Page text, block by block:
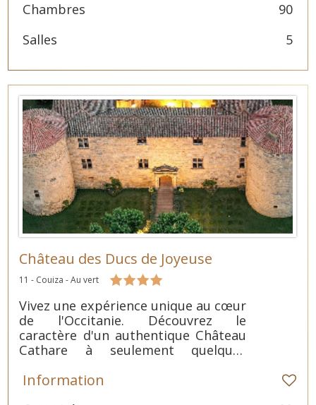
Chambres
90
Salles
5
Château des Ducs de Joyeuse
11 - Couiza - Au vert
Vivez une expérience unique au cœur
de l'Occitanie. Découvrez le
caractère d'un authentique Château
Cathare à seulement quelques
programme, pierres ancienne,
Information